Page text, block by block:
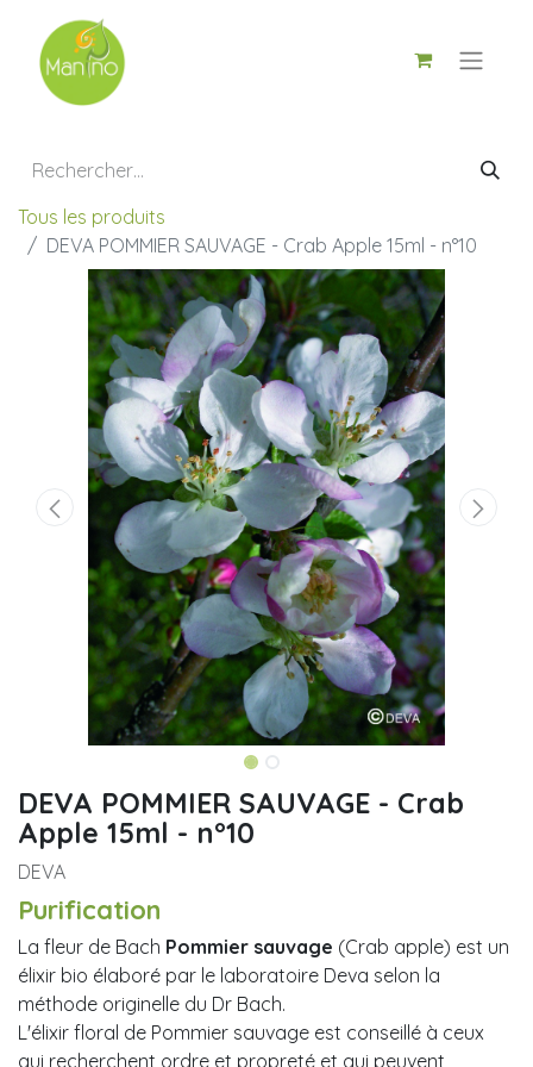
Tous les produits
DEVA POMMIER SAUVAGE - Crab Apple 15ml - n°10
DEVA POMMIER SAUVAGE - Crab
Apple 15ml - n°10
DEVA
Purification
La fleur de Bach Pommier sauvage (Crab apple) est un
élixir bio élaboré par le laboratoire Deva selon la
méthode originelle du Dr Bach.
L'élixir floral de Pommier sauvage est conseillé à ceux
qui recherchent ordre et propreté et qui peuvent